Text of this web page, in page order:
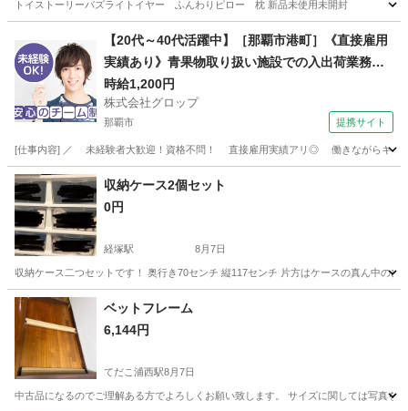
トイストーリーバズライトイヤー ふんわりピロー 枕 新品未使用未開封
寝具
【20代～40代活躍中】［那覇市港町］《直接雇用
実績あり》青果物取り扱い施設での入出荷業務／
日勤／残業なし／無料駐車場完備
時給1,200円
株式会社グロップ
那覇市 提携サイト
[仕事内容] ／ 未経験者大歓迎！資格不問！ 直接雇用実績アリ◎ 働きながらキャリ
沖縄 那覇市 工場
収納ケース2個セット
0円
経塚駅 8月7日
収納ケース二つセットです！ 奥行き70センチ 縦117センチ 片方はケースの真ん中の
沖縄 浦添市 経塚駅 収納家具
ベットフレーム
6,144円
てだこ浦西駅8月7日
中古品になるのでご理解ある方でよろしくお願い致します。 サイズに関しては写真を